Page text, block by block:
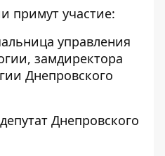
примут участие:
управления
замдиректора
Днепровского
Днепровского